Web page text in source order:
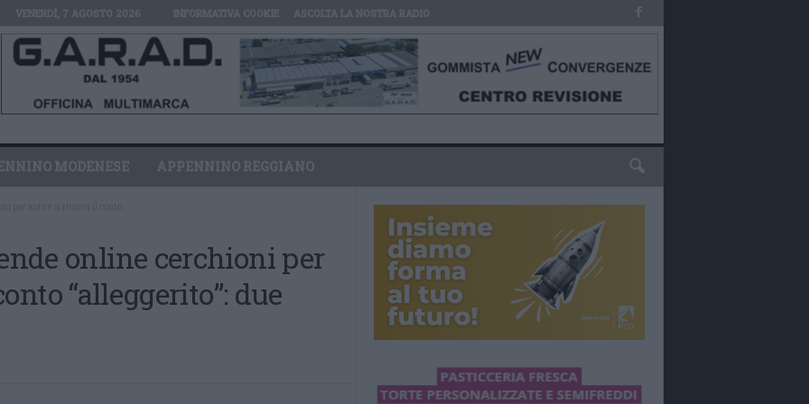
MODENESE APPENNINO REGGIANO
online cerchioni per
“alleggerito”: due